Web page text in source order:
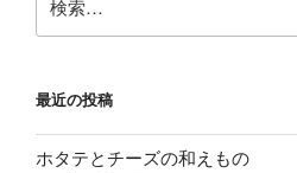
索:
最近の投稿
ホタテとチーズの和えもの